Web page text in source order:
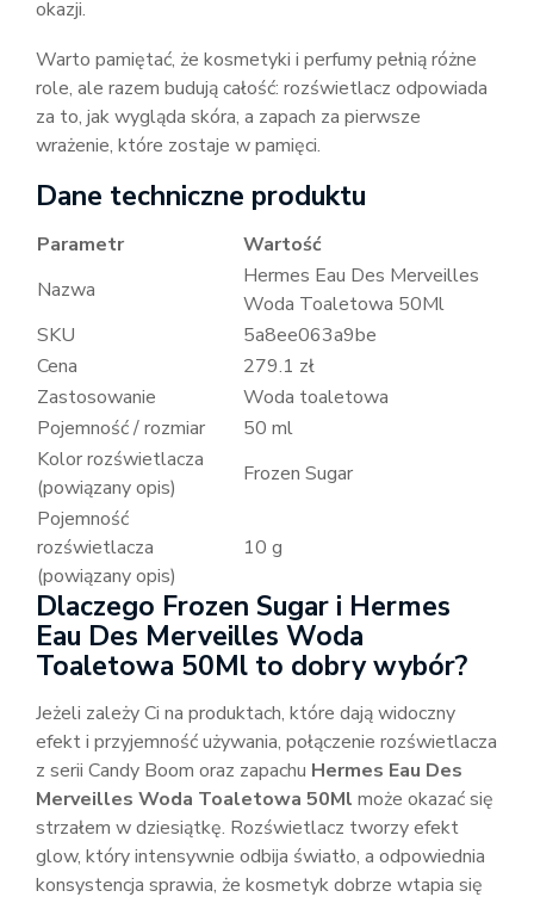
okazji.
Warto pamiętać, że kosmetyki i perfumy pełnią różne
role, ale razem budują całość: rozświetlacz odpowiada
za to, jak wygląda skóra, a zapach za pierwsze
wrażenie, które zostaje w pamięci.
Dane techniczne produktu
Parametr
Wartość
Nazwa
Hermes Eau Des Merveilles
Woda Toaletowa 50Ml
SKU
5a8ee063a9be
Cena
279.1 zł
Zastosowanie
Woda toaletowa
Pojemność / rozmiar
50 ml
Kolor rozświetlacza
(powiązany opis)
Frozen Sugar
Pojemność
rozświetlacza
(powiązany opis)
10 g
Dlaczego Frozen Sugar i Hermes
Eau Des Merveilles Woda
Toaletowa 50Ml to dobry wybór?
Jeżeli zależy Ci na produktach, które dają widoczny
efekt i przyjemność używania, połączenie rozświetlacza
z serii Candy Boom oraz zapachu Hermes Eau Des
Merveilles Woda Toaletowa 50Ml może okazać się
strzałem w dziesiątkę. Rozświetlacz tworzy efekt
glow, który intensywnie odbija światło, a odpowiednia
konsystencja sprawia, że kosmetyk dobrze wtapia się